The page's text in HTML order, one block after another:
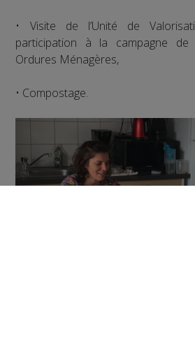
• Visite de l’Unité de
participation à la campagne de
Ordures Ménagères,
• Compostage.